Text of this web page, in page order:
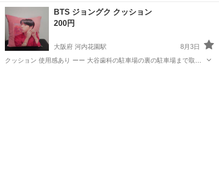
大阪 東大阪市 河内花園駅 ファブリック、カバー
BTS
BTS ジョングク クッション
200円
大阪府 河内花園駅
8月3日
クッション 使用感あり ーー 大谷歯科の駐車場の裏の駐車場まで取り